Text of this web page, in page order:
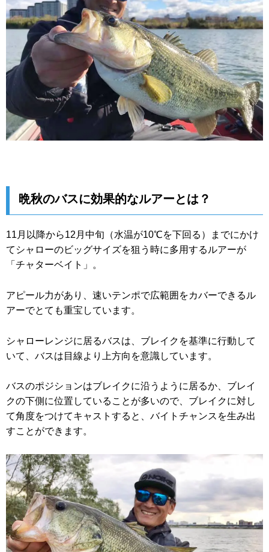
晩秋のバスに効果的なルアーとは？
11月以降から12月中旬（水温が10℃を下回る）までにかけ
てシャローのビッグサイズを狙う時に多用するルアーが
「チャターベイト」。
アピール力があり、速いテンポで広範囲をカバーできるル
アーでとても重宝しています。
シャローレンジに居るバスは、ブレイクを基準に行動して
いて、バスは目線より上方向を意識しています。
バスのポジションはブレイクに沿うように居るか、ブレイ
クの下側に位置していることが多いので、ブレイクに対し
て角度をつけてキャストすると、バイトチャンスを生み出
すことができます。